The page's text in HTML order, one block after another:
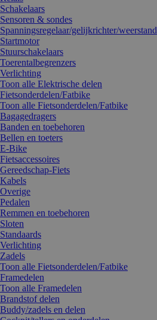
Schakelaars
Sensoren & sondes
Spanningsregelaar/gelijkrichter/weerstand
Startmotor
Stuurschakelaars
Toerentalbegrenzers
Verlichting
Toon alle Elektrische delen
Fietsonderdelen/Fatbike
Toon alle Fietsonderdelen/Fatbike
Bagagedragers
Banden en toebehoren
Bellen en toeters
E-Bike
Fietsaccessoires
Gereedschap-Fiets
Kabels
Overige
Pedalen
Remmen en toebehoren
Sloten
Standaards
Verlichting
Zadels
Toon alle Fietsonderdelen/Fatbike
Framedelen
Toon alle Framedelen
Brandstof delen
Buddy/zadels en delen